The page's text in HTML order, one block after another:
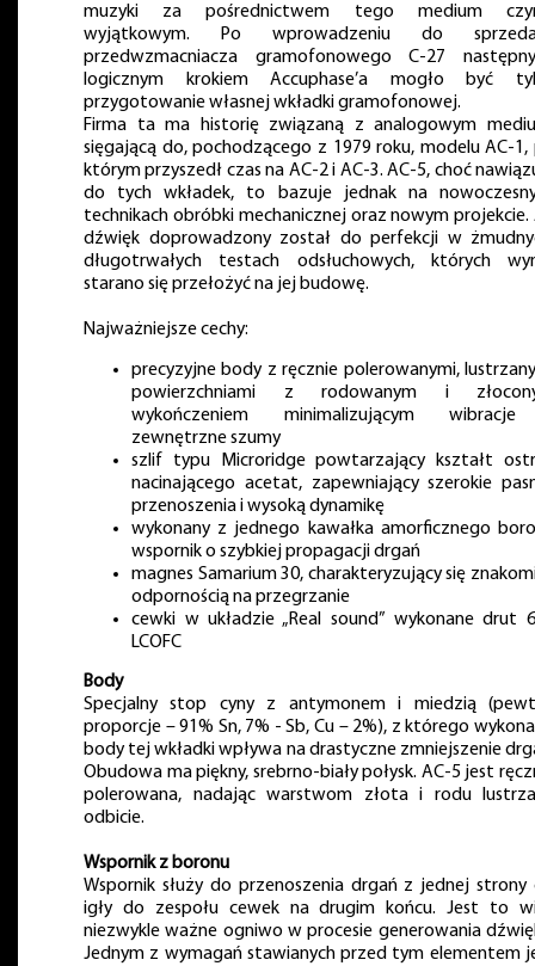
muzyki za pośrednictwem tego medium
wyjątkowym. Po wprowadzeniu do
przedwzmacniacza gramofonowego C-27
logicznym krokiem Accuphase’a mogło być
przygotowanie własnej wkładki gramofonowej.
Firma ta ma historię związaną z analogowym
sięgającą do, pochodzącego z 1979 roku, modelu AC-1,
którym przyszedł czas na AC-2 i AC-3. AC-5, choć
do tych wkładek, to bazuje jednak na
technikach obróbki mechanicznej oraz nowym projekcie.
dźwięk doprowadzony został do perfekcji w
długotrwałych testach odsłuchowych, których
starano się przełożyć na jej budowę.
Najważniejsze cechy:
precyzyjne body z ręcznie polerowanymi,
powierzchniami z rodowanym i
wykończeniem minimalizującym
zewnętrzne szumy
szlif typu Microridge powtarzający kształt
nacinającego acetat, zapewniający szerokie
przenoszenia i wysoką dynamikę
wykonany z jednego kawałka amorficznego
wspornik o szybkiej propagacji drgań
magnes Samarium 30, charakteryzujący się
odpornością na przegrzanie
cewki w układzie „Real sound” wykonane drut
LCOFC
Body
Specjalny stop cyny z antymonem i miedzią
proporcje – 91% Sn, 7% - Sb, Cu – 2%), z którego
body tej wkładki wpływa na drastyczne zmniejszenie
Obudowa ma piękny, srebrno-biały połysk. AC-5 jest
polerowana, nadając warstwom złota i rodu
odbicie.
Wspornik z boronu
Wspornik służy do przenoszenia drgań z jednej strony
igły do zespołu cewek na drugim końcu. Jest to
niezwykle ważne ogniwo w procesie generowania
Jednym z wymagań stawianych przed tym elementem